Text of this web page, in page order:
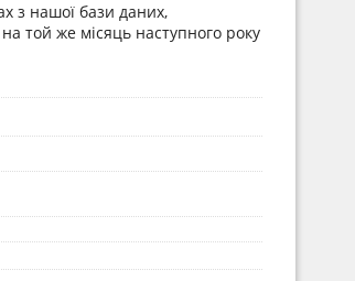
з нашої бази даних,
той же місяць наступного року